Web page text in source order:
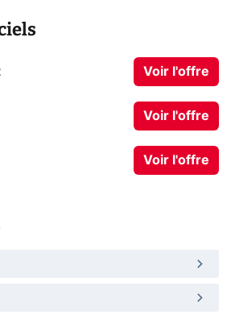
Voir l'offre
Voir l'offre
Voir l'offre